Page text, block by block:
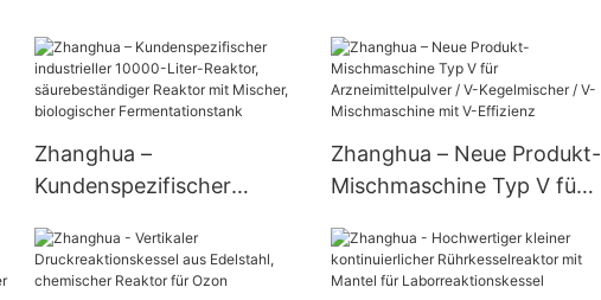
Zhanghua –
Kundenspezifischer
Reaktor, säurebeständiger
Reaktor mit Mischer,
Zhanghua – Neue Produkt-
Mischmaschine Typ V für
Kegelmischer / V-
Mischmaschine mit V-